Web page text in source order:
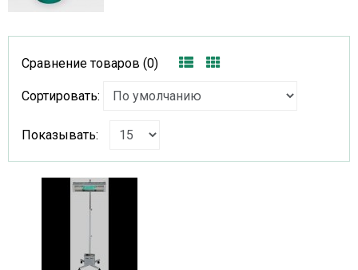
Сравнение товаров (0)
Сортировать:
Показывать: